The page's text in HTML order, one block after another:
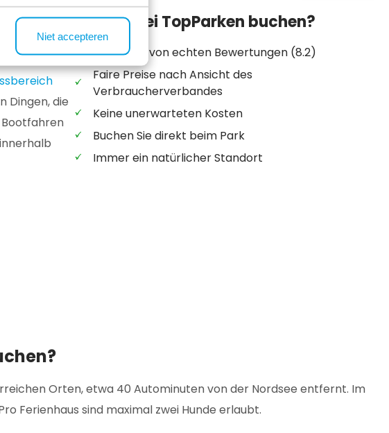
Niet accepteren
Sie wohnen
Dingen, die
Bootfahren
Warum bei TopParken buchen?
Tausende von echten Bewertungen (8.2)
Faire Preise nach Ansicht des
Verbraucherverbandes
Keine unerwarteten Kosten
Buchen Sie direkt beim Park
Immer ein natürlicher Standort
Orten, etwa 40 Autominuten von der Nordsee entfernt. Im
Ferienhaus sind maximal zwei Hunde erlaubt.